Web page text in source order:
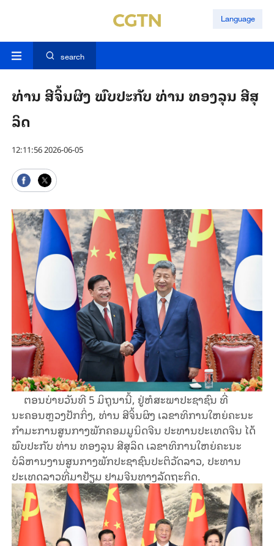
Language
search
ທ່ານ ສີຈິ້ນຜິງ ພົບປະກັບ ທ່ານ ທອງລຸນ ສີສຸ
ລິດ
12:11:56 2026-06-05
ຕອນບ່າຍວັນທີ 5 ມິຖຸນານີ້, ຢູ່ຫໍສະພາປະຊາຊົນ ທີ່
ນະຄອນຫຼວງປັກກິ່ງ, ທ່ານ ສີຈິ້ນຜິງ ເລຂາທິການໃຫຍ່ຄະນະ
ກຳມະການສູນກາງພັກຄອມມູນິດຈີນ ປະທານປະເທດຈີນ ໄດ້
ພົບປະກັບ ທ່ານ ທອງລຸນ ສີສຸລິດ ເລຂາທິການໃຫຍ່ຄະນະ
ບໍລິຫານງານສູນກາງພັກປະຊາຊົນປະຕິວັດລາວ, ປະທານ
ປະເທດລາວທີ່ມາຢ້ຽມ ຢາມຈີນທາງລັດຖະກິດ.